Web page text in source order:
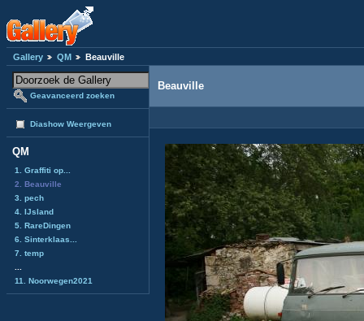
Gallery QM Beauville
Geavanceerd zoeken
Diashow Weergeven
QM
1. Graffiti op...
2. Beauville
3. pech
4. IJsland
5. RareDingen
6. Sinterklaas...
7. temp
11. Noorwegen2021
Beauville